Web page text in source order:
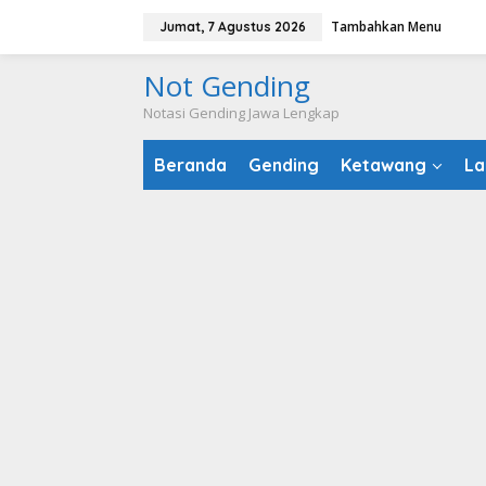
konten
Jumat, 7 Agustus 2026 Tambahkan Menu
Not Gending
Notasi Gending Jawa Lengkap
Beranda Gending Ketawang